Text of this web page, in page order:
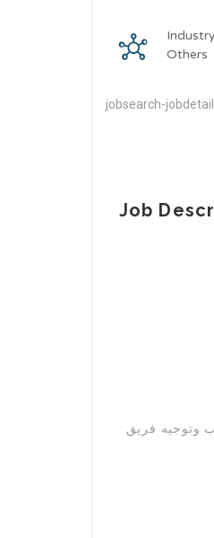
Industry
Others
jobsearch-
Job
وتوجيه فريق